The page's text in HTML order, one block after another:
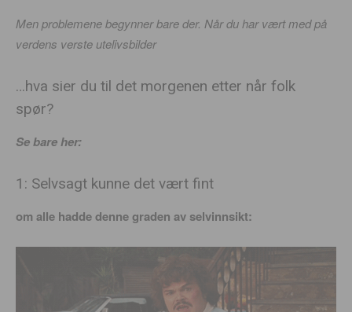
Men problemene begynner bare der. Når du har vært med på
verdens verste utelivsbilder
…hva sier du til det morgenen etter når folk
spør?
Se bare her:
1: Selvsagt kunne det vært fint
om alle hadde denne graden av selvinnsikt: